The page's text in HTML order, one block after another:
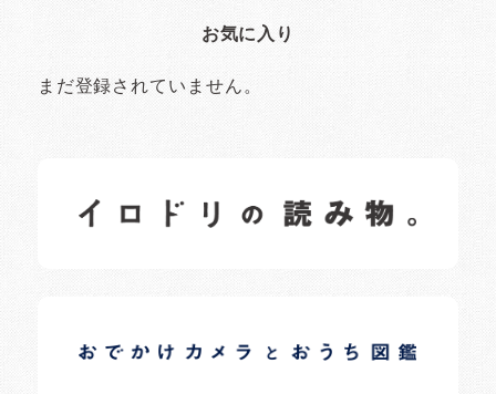
お気に入り
まだ登録されていません。
日常の様子など随時更新中です。
日常の様子など随時更新中です。